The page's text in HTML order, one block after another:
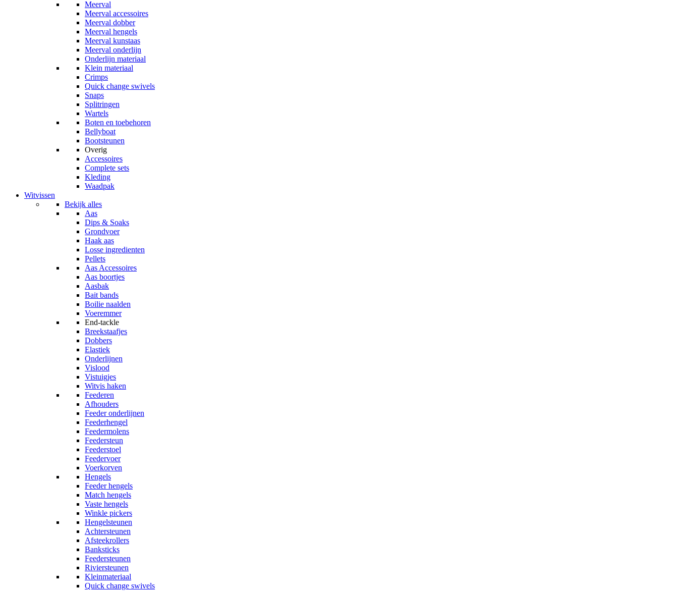
Meerval
Meerval accessoires
Meerval dobber
Meerval hengels
Meerval kunstaas
Meerval onderlijn
Onderlijn materiaal
Klein materiaal
Crimps
Quick change swivels
Snaps
Splitringen
Wartels
Boten en toebehoren
Bellyboat
Bootsteunen
Overig
Accessoires
Complete sets
Kleding
Waadpak
Witvissen
Bekijk alles
Aas
Dips & Soaks
Grondvoer
Haak aas
Losse ingredienten
Pellets
Aas Accessoires
Aas boortjes
Aasbak
Bait bands
Boilie naalden
Voeremmer
End-tackle
Breekstaafjes
Dobbers
Elastiek
Onderlijnen
Vislood
Vistuigjes
Witvis haken
Feederen
Afhouders
Feeder onderlijnen
Feederhengel
Feedermolens
Feedersteun
Feederstoel
Feedervoer
Voerkorven
Hengels
Feeder hengels
Match hengels
Vaste hengels
Winkle pickers
Hengelsteunen
Achtersteunen
Afsteekrollers
Banksticks
Feedersteunen
Riviersteunen
Kleinmateriaal
Quick change swivels